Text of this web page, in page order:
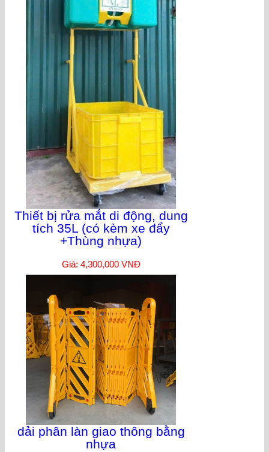
Thiết bị rửa mắt di động, dung
tích 35L (có kèm xe đẩy
+Thùng nhựa)
Giá: 4,300,000 VNĐ
dải phân làn giao thông bằng
nhựa